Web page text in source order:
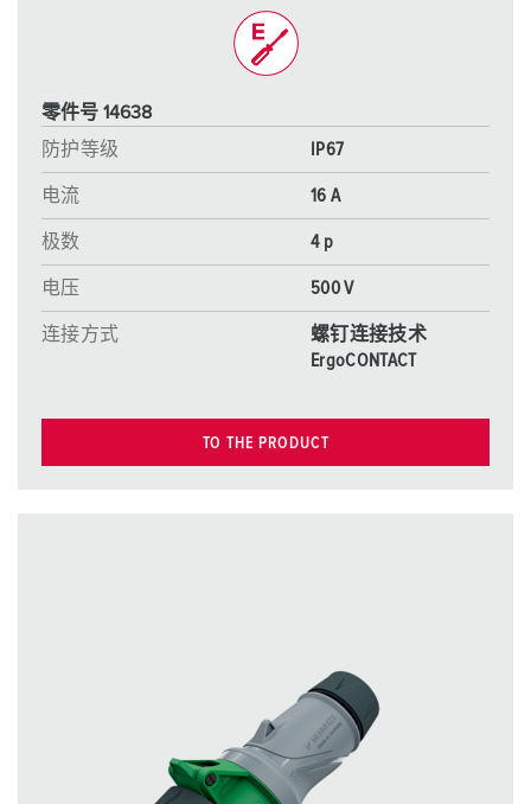
零件号 14638
防护等级
IP67
电流 16 A
极数 4 p
电压 500 V
连接方式
螺钉连接技术
ErgoCONTACT
TO THE PRODUCT